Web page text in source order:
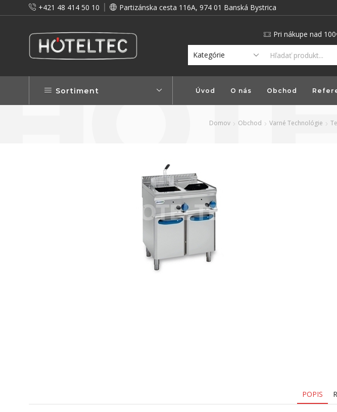
+421 48 414 50 10 Partizánska cesta 116A, 974 01 Banská Bystrica
a preto vám prinášame vernostné zľavy! Pri nákupe nad
Sortiment Úvod O nás Obchod
Domov Obchod Varné Technológie
POPIS